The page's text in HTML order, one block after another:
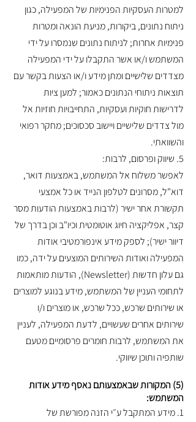
למטרות העסקיות הפנימיות של המפעילה, כגון
ניתוח נתונים, ביקורות, מניעת הונאה ומטרות
פנימיות אחרות; לניתוח נתונים שנמסרו על ידי
המשתמש ו/או אשר התקבלו על ידי המפעילה
מצדדים שלישיים ומתן מידע ו/או הצעות בקשר עם
תוצאות ניתוחי הנתונים כאמור; למען ציות
לדרישות חוקיות ועסקיות, התחייבויות חוזיות אל
מול צדדים שלישיים ויישוב סכסוכים; מחקר רפואי
והשוואתי.
5. שיווק ופרסום, לרבות:
לאפשר משלוח אל המשתמש, באמצעות דואר,
דוא"ל, מסרונים לטלפון הנייד או כל אמצעי
תקשורת אחר ישיר (לרבות באמצעות הודעות מסר
קצר, אפליקציה חיוג אוטומטית וכיו"ב וכן בדרך של
דיוור ישיר); לספק מידע אינפורמטיבי אודות
המפעילה ואודות השירותים המוצעים על ידה, כמו
גם עלון חדשות (Newsletter), הודעות מותאמות
לתחומי העניין של המשתמש, מידע בנוגע למוצרים
או שירותים שרכש, ככל שרכש, או מוצרים ו/ו
שירותים אחרים שעשויים, לדעת המפעילה, לעניין
את המשתמש, לרבות חומרים פרסומיים מטעם
שותפיה ותוכן שיווקי.
(5) המקורות שבאמצעותם נאסף מידע אודות
המשתמש:
1. מידע המתקבל ע״י הזנה מפורשת של